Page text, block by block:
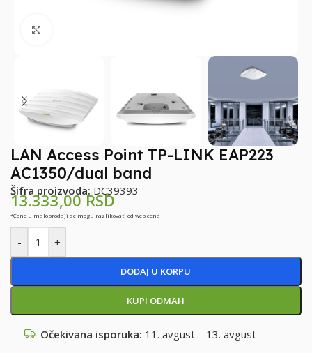
LAN Access Point TP-LINK EAP223
AC1350/dual band
Šifra proizvoda: DC39393
13.333,00RSD
*Cene u maloprodaji se mogu razlikovati od web cena
- +
DODAJ U KORPU
KUPI ODMAH
Očekivana isporuka: 11. avgust – 13. avgust